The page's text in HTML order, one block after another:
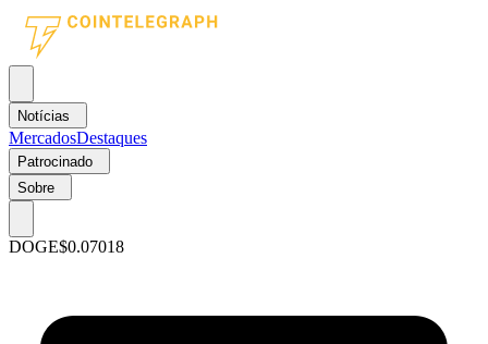
Notícias
MercadosDestaques
Patrocinado
Sobre
DOGE$0.07018